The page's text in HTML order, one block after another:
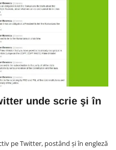
unde scrie şi în
pe Twitter, postând și în engleză